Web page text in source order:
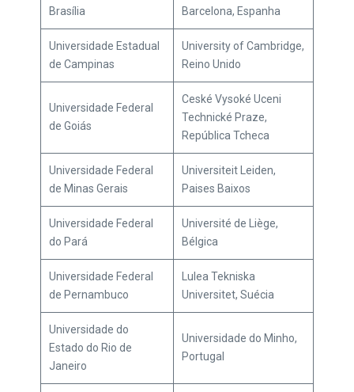
Brasília
Barcelona, Espanha
Universidade Estadual
de Campinas
University of Cambridge,
Reino Unido
Universidade Federal
de Goiás
Ceské Vysoké Uceni
Technické Praze,
República Tcheca
Universidade Federal
de Minas Gerais
Universiteit Leiden,
Paises Baixos
Universidade Federal
do Pará
Université de Liège,
Bélgica
Universidade Federal
de Pernambuco
Lulea Tekniska
Universitet, Suécia
Universidade do
Estado do Rio de
Janeiro
Universidade do Minho,
Portugal